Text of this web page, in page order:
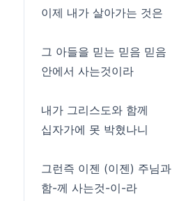
이제 내가 살아가는 것은
그 아들을 믿는 믿음 믿음
안에서 사는것이라
내가 그리스도와 함께
십자가에 못 박혔나니
그런즉 이젠 (이젠) 주님과
함-께 사는것-이-라